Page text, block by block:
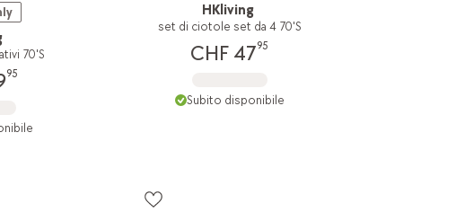
70'S
95
HKliving
set di ciotole set da 4 70'S
CHF 4795
Subito disponibile